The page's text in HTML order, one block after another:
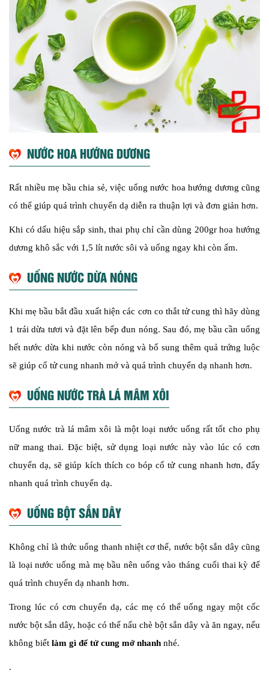
NƯỚC HOA HƯỚNG DƯƠNG
Rất nhiều mẹ bầu chia sẻ, việc uống nước hoa hướng dương cũng
có thể giúp quá trình chuyển dạ diễn ra thuận lợi và đơn giản hơn.
Khi có dấu hiệu sắp sinh, thai phụ chỉ cần dùng 200gr hoa hướng
dương khô sắc với 1,5 lít nước sôi và uống ngay khi còn ấm.
UỐNG NƯỚC DỪA NÓNG
Khi mẹ bầu bắt đầu xuất hiện các cơn co thắt tử cung thì hãy dùng
1 trái dừa tươi và đặt lên bếp đun nóng. Sau đó, mẹ bầu cần uống
hết nước dừa khi nước còn nóng và bổ sung thêm quả trứng luộc
sẽ giúp cổ tử cung nhanh mở và quá trình chuyển dạ nhanh hơn.
UỐNG NƯỚC TRÀ LÁ MÂM XÔI
Uống nước trà lá mâm xôi là một loại nước uống rất tốt cho phụ
nữ mang thai. Đặc biệt, sử dụng loại nước này vào lúc có cơn
chuyển dạ, sẽ giúp kích thích co bóp cổ tử cung nhanh hơn, đẩy
nhanh quá trình chuyển dạ.
UỐNG BỘT SẮN DÂY
Không chỉ là thức uống thanh nhiệt cơ thể, nước bột sắn dây cũng
là loại nước uống mà mẹ bầu nên uống vào tháng cuối thai kỳ để
quá trình chuyển dạ nhanh hơn.
Trong lúc có cơn chuyển dạ, các mẹ có thể uống ngay một cốc
nước bột sắn dây, hoặc có thể nấu chè bột sắn dây và ăn ngay, nếu
không biết làm gì để tử cung mở nhanh nhé.
.